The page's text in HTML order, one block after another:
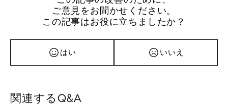
ご意見をお聞かせください。
この記事はお役に立ちましたか？
はい いいえ
関連するQ&A